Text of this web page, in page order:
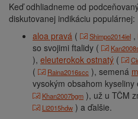
Keď odhliadneme od
diskutovanej indikáciu populárnej:
aloa pravá ( Shimpo2014iel ,
so svojimi ftalidy (
), eleuterokok ostnatý (
(
Raina2016scc ), semená
vysokým obsahom kyseliny
Khan2007bgm ), už u TČM
Li2015hdw ) a ďalšie.